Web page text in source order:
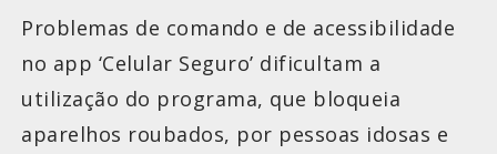
Problemas de comando e de acessibilidade
no app ‘Celular Seguro’ dificultam a
utilização do programa, que bloqueia
aparelhos roubados, por pessoas idosas e